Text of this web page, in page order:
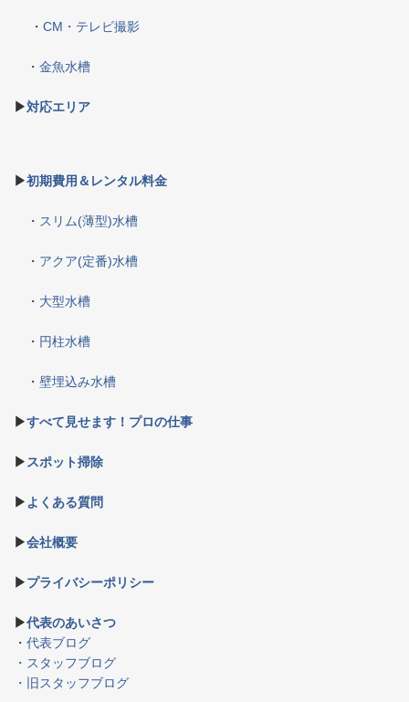
・ CM・テレビ撮影
・ 金魚水槽
▶対応エリア
▶初期費用＆レンタル料金
・ スリム(薄型)水槽
・ アクア(定番)水槽
・ 大型水槽
・ 円柱水槽
・ 壁埋込み水槽
▶すべて見せます！プロの仕事
▶スポット掃除
▶よくある質問
▶会社概要
▶プライバシーポリシー
▶代表のあいさつ
・ 代表ブログ
・スタッフブログ
・旧スタッフブログ